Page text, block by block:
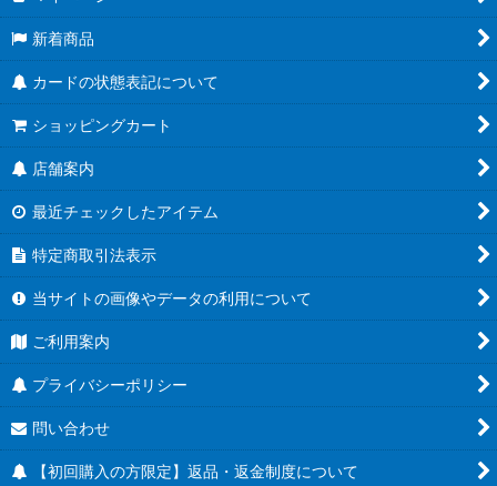
新着商品
カードの状態表記について
ショッピングカート
店舗案内
最近チェックしたアイテム
特定商取引法表示
当サイトの画像やデータの利用について
ご利用案内
プライバシーポリシー
問い合わせ
【初回購入の方限定】返品・返金制度について